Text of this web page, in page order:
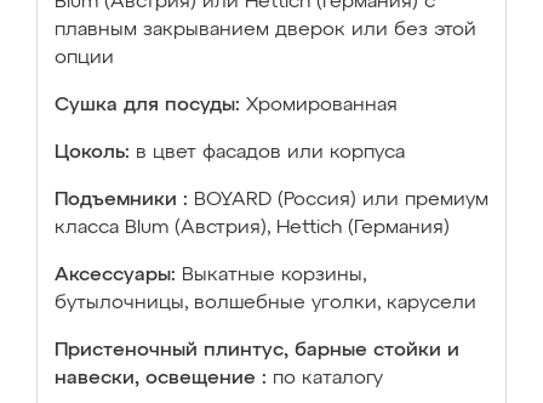
плавным закрыванием дверок или без этой
опции
Сушка для посуды: Хромированная
Цоколь: в цвет фасадов или корпуса
Подъемники : BOYARD (Россия) или премиум
класса Blum (Австрия), Hettich (Германия)
Аксессуары: Выкатные корзины,
бутылочницы, волшебные уголки, карусели
Пристеночный плинтус, барные стойки и
навески, освещение : по каталогу